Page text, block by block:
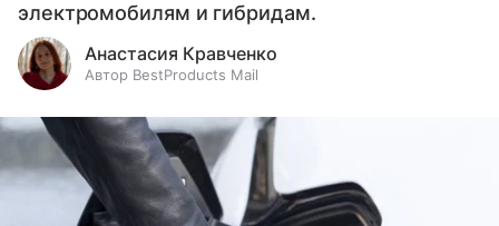
электромобилям и гибридам.
Анастасия Кравченко
Автор BestProducts Mail